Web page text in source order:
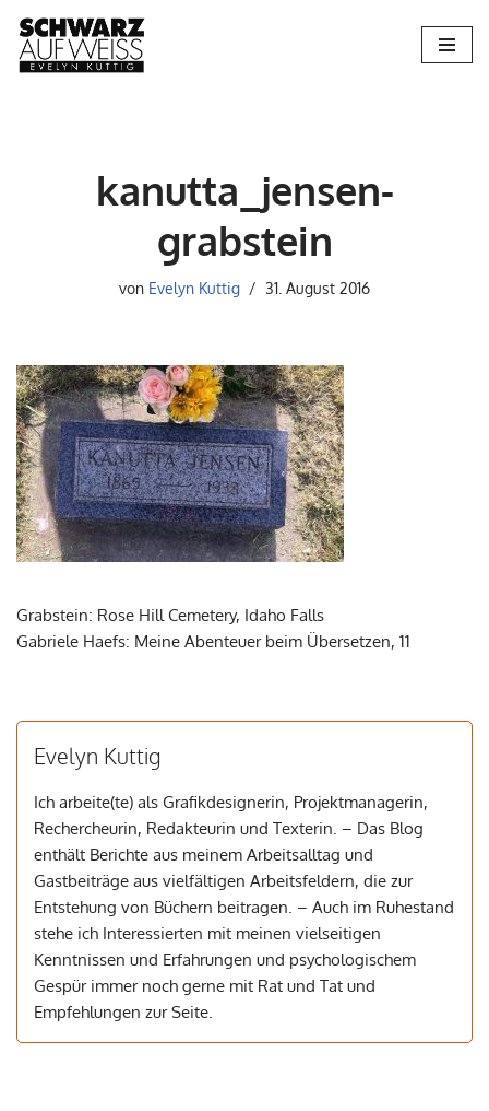
Zum
kanutta_jensen-
grabstein
von Evelyn Kuttig 31. August 2016
Grabstein: Rose Hill Cemetery, Idaho Falls
Gabriele Haefs: Meine Abenteuer beim Übersetzen, 11
Evelyn Kuttig
Ich arbeite(te) als Grafikdesignerin, Projektmanagerin,
Rechercheurin, Redakteurin und Texterin. – Das Blog
enthält Berichte aus meinem Arbeitsalltag und
Gastbeiträge aus vielfältigen Arbeitsfeldern, die zur
Entstehung von Büchern beitragen. – Auch im Ruhestand
stehe ich Interessierten mit meinen vielseitigen
Kenntnissen und Erfahrungen und psychologischem
Gespür immer noch gerne mit Rat und Tat und
Empfehlungen zur Seite.